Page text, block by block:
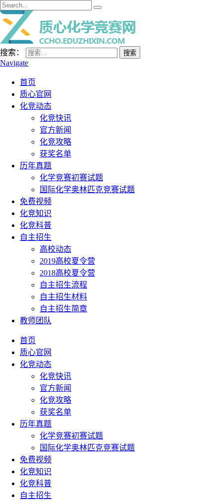
搜索：
Navigate
首页
质心官网
化竞动态
化竞快讯
官方新闻
化竞攻略
获奖名单
历年真题
化学竞赛初赛试题
国际化学奥林匹克竞赛试题
免费视频
化竞知识
化竞科普
自主招生
高校动态
2019高校夏令营
2018高校夏令营
自主招生流程
自主招生材料
自主招生简章
教师团队
首页
质心官网
化竞动态
化竞快讯
官方新闻
化竞攻略
获奖名单
历年真题
化学竞赛初赛试题
国际化学奥林匹克竞赛试题
免费视频
化竞知识
化竞科普
自主招生